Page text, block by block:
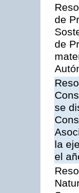
de
de
se
la
el